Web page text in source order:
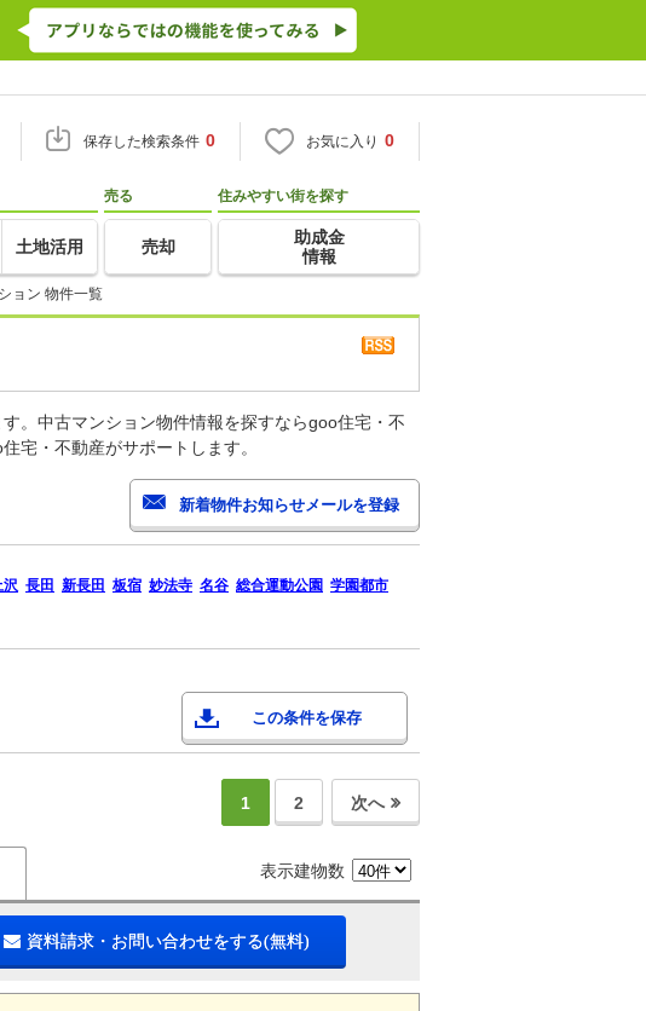
保存した検索条件 0 お気に入り 0
土地活用
売る
売却
住みやすい街を探す
助成金
情報
ョン 物件一覧
。中古マンション物件情報を探すならgoo住宅・不
宅・不動産がサポートします。
沢 長田 新長田 板宿 妙法寺 名谷 総合運動公園 学園都市
この条件を保存
1 2 次へ
表示建物数
資料請求・お問い合わせをする(無料)